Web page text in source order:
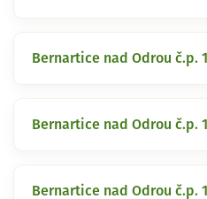
Bernartice nad Odrou č.p.
Bernartice nad Odrou č.p.
Bernartice nad Odrou č.p.